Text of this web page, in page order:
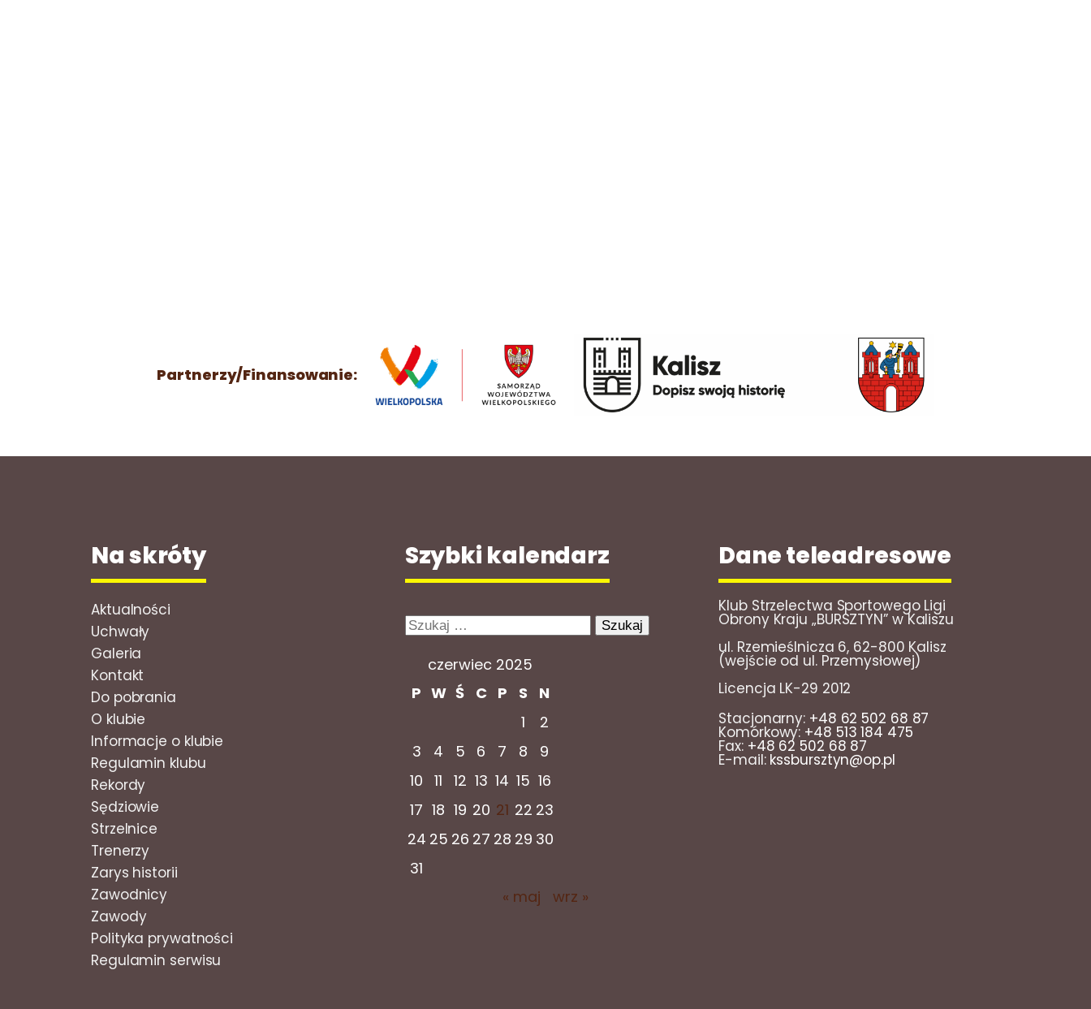
Partnerzy/Finansowanie:
Na skróty
Aktualności
Uchwały
Galeria
Kontakt
Do pobrania
O klubie
Informacje o klubie
Regulamin klubu
Rekordy
Sędziowie
Strzelnice
Trenerzy
Zarys historii
Zawodnicy
Zawody
Polityka prywatności
Regulamin serwisu
Szybki kalendarz
Szukaj:
czerwiec 2025
P W Ś C P S
N
1
2
3
4 5 6 7 8
9
10
11 12 13 14 15 16
17 18 19 20 21 22 23
24 25 26 27 28 29 30
31
« maj
wrz »
Dane teleadresowe
Klub Strzelectwa Sportowego Ligi
Obrony Kraju „BURSZTYN” w Kaliszu
ul. Rzemieślnicza 6, 62-800 Kalisz
(wejście od ul. Przemysłowej)
Licencja LK-29 2012
Stacjonarny: +48 62 502 68 87
Komórkowy: +48 513 184 475
Fax: +48 62 502 68 87
E-mail: kssbursztyn@op.pl